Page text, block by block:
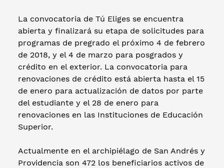
La convocatoria de Tú Eliges se encuentra
abierta y finalizará su etapa de solicitudes para
programas de pregrado el próximo 4 de febrero
de 2018, y el 4 de marzo para posgrados y
crédito en el exterior. La convocatoria para
renovaciones de crédito está abierta hasta el 15
de enero para actualización de datos por parte
del estudiante y el 28 de enero para
renovaciones en las Instituciones de Educación
Superior.
Actualmente en el archipiélago de San Andrés y
Providencia son 472 los beneficiarios activos de